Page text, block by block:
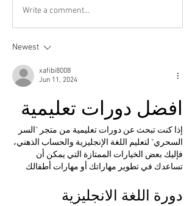
Write a comment...
Newest
xafibi8008
Jun 11, 2024
افضل دورات تعليمية
تساعدك في تطوير مهاراتك أو مهارات أطفالك
دورة اللغة الانجليزية